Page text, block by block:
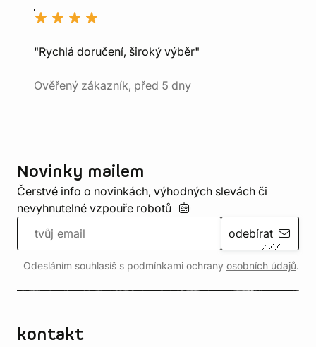
"Rychlá doručení, široký výběr"
Ověřený zákazník, před 5 dny
Novinky mailem
Čerstvé info o novinkách, výhodných slevách či
nevyhnutelné vzpouře robotů
odebírat
Odesláním souhlasíš s podmínkami ochrany osobních údajů.
kontakt